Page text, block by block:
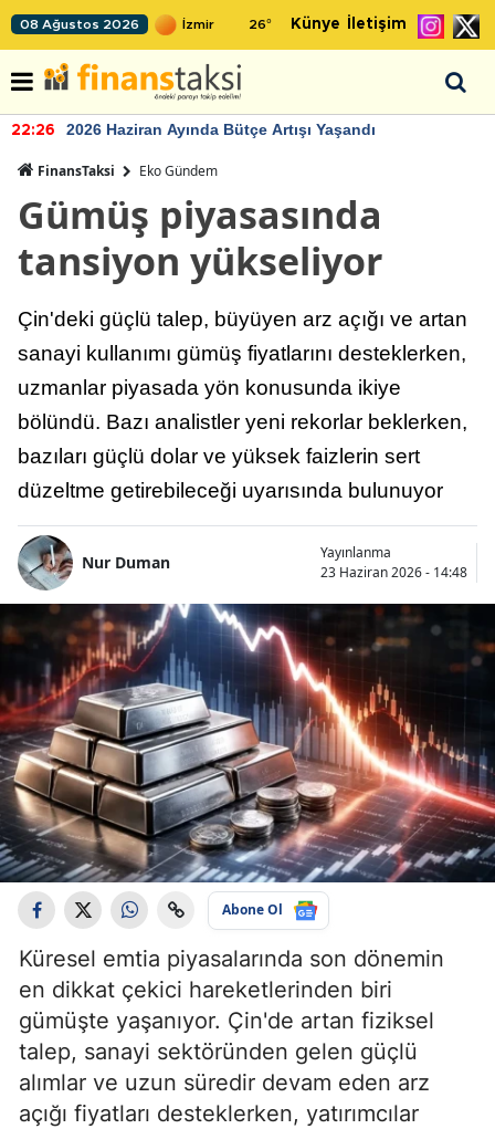
08 Ağustos 2026 26° Künye İletişim
22:26 2026 Haziran Ayında Bütçe Artışı Yaşandı
FinansTaksi Eko Gündem
Gümüş piyasasında
tansiyon yükseliyor
Çin'deki güçlü talep, büyüyen arz açığı ve artan
sanayi kullanımı gümüş fiyatlarını desteklerken,
uzmanlar piyasada yön konusunda ikiye
bölündü. Bazı analistler yeni rekorlar beklerken,
bazıları güçlü dolar ve yüksek faizlerin sert
düzeltme getirebileceği uyarısında bulunuyor
Nur Duman
Yayınlanma
23 Haziran 2026 - 14:48
Abone Ol
Küresel emtia piyasalarında son dönemin
en dikkat çekici hareketlerinden biri
gümüşte yaşanıyor. Çin'de artan fiziksel
talep, sanayi sektöründen gelen güçlü
alımlar ve uzun süredir devam eden arz
açığı fiyatları desteklerken, yatırımcılar